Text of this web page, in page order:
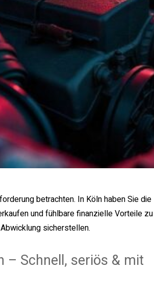
betrachten. In Köln haben Sie die
und fühlbare finanzielle Vorteile zu
sicherstellen.
– Schnell, seriös & mit